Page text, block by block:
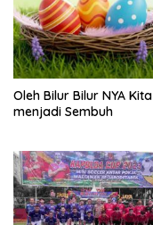
Oleh Bilur Bilur NYA Kita
menjadi Sembuh